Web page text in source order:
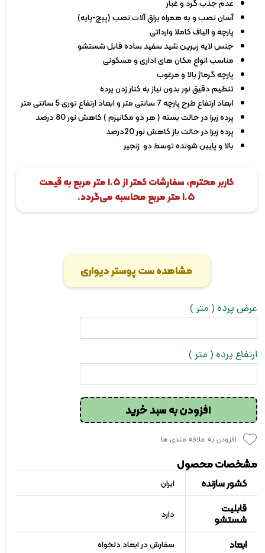
عدم جذب گرد و غبار
آسان نصب و به همراه یراق آلات نصب (پیچ-پایه)
پارچه و الیاف کاملا وارداتی
جنس لایه زیرین شید سفید ساده قابل شستشو
مناسب انواع مکان های اداری و مسکونی
پارچه گرماژ بالا و مرغوب
تنظیم دقیق نور بدون نیاز به کنار زدن پرده
ابعاد ارتفاع طرح پارچه 7 سانتی متر و ابعاد ارتفاع توری 5 سانتی متر
پرده زبرا در حالت بسته ( هر دو مکانیزم ) کاهش نور 80 درصد
پرده زبرا در حالت باز کاهش نور 20درصد
بالا و پایین شونده توسط دو زنجیر
کاربر محترم، سفارشات کمتر از ۱.۵ متر مربع به قیمت
۱.۵ متر مربع محاسبه می‌گردد.
مشاهده ست پوستر دیواری
عرض پرده ( متر )
ارتفاع پرده ( متر )
افزودن به سبد خرید
افزودن به علاقه مندی ها
مشخصات محصول
کشور سازنده ایران
قابلیت
شستشو دارد
ابعاد سفارش در ابعاد دلخواه